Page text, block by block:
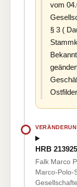
vom
§ 3 (
HRB 213925
Falk Marco
Marco-Polo-